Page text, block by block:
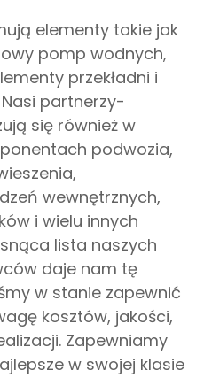
elementy takie jak
pomp wodnych,
przekładni i
partnerzy-
się również w
podwozia,
wewnętrznych,
i wielu innych
lista naszych
daje nam tę
w stanie zapewnić
kosztów, jakości,
Zapewniamy
w swojej klasie